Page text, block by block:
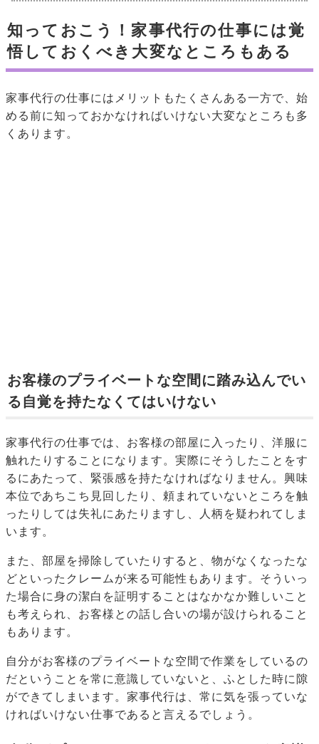
知っておこう！家事代行の仕事には覚
悟しておくべき大変なところもある
家事代行の仕事にはメリットもたくさんある一方で、始
める前に知っておかなければいけない大変なところも多
くあります。
お客様のプライベートな空間に踏み込んでい
る自覚を持たなくてはいけない
家事代行の仕事では、お客様の部屋に入ったり、洋服に
触れたりすることになります。実際にそうしたことをす
るにあたって、緊張感を持たなければなりません。興味
本位であちこち見回したり、頼まれていないところを触
ったりしては失礼にあたりますし、人柄を疑われてしま
います。
また、部屋を掃除していたりすると、物がなくなったな
どといったクレームが来る可能性もあります。そういっ
た場合に身の潔白を証明することはなかなか難しいこと
も考えられ、お客様との話し合いの場が設けられること
もあります。
自分がお客様のプライベートな空間で作業をしているの
だということを常に意識していないと、ふとした時に隙
ができてしまいます。家事代行は、常に気を張っていな
ければいけない仕事であると言えるでしょう。